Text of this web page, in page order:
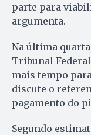
parte para
argumenta.
Na última
Tribunal
mais tempo
discute o
pagamento do
Segundo